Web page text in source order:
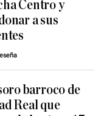
Centro y
a sus
barroco de
Real que